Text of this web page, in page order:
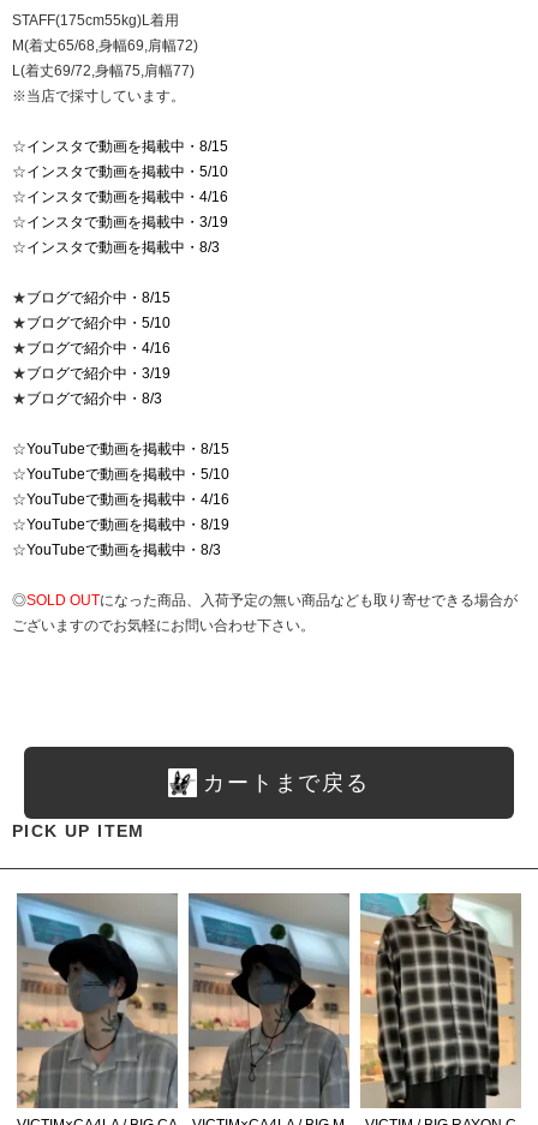
STAFF(175cm55kg)L着用
M(着丈65/68,身幅69,肩幅72)
L(着丈69/72,身幅75,肩幅77)
※当店で採寸しています。
☆インスタで動画を掲載中・8/15
☆インスタで動画を掲載中・5/10
☆インスタで動画を掲載中・4/16
☆インスタで動画を掲載中・3/19
☆インスタで動画を掲載中・8/3
★ブログで紹介中・8/15
★ブログで紹介中・5/10
★ブログで紹介中・4/16
★ブログで紹介中・3/19
★ブログで紹介中・8/3
☆YouTubeで動画を掲載中・8/15
☆YouTubeで動画を掲載中・5/10
☆YouTubeで動画を掲載中・4/16
☆YouTubeで動画を掲載中・8/19
☆YouTubeで動画を掲載中・8/3
◎SOLD OUTになった商品、入荷予定の無い商品なども取り寄せできる場合が
ございますのでお気軽にお問い合わせ下さい。
カートまで戻る
PICK UP ITEM